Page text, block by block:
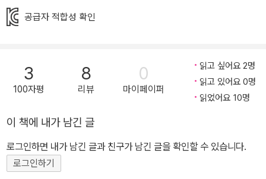
프가 익숙한 동화를 다양한 미술 기법과 장르를 결합한 새로운 디자
라주 기법으로 실제 장갑을 사용하고, 종이를 오려내 작가의 털 스웨
터로 표현한 동물들은 따뜻하고 생동감이 넘친다. 여러 가지 다양한
시도를 볼 수 있는 즐거움을 주는 그림책으로 책 속에 잘라서 사용할
수 있게 대형 장갑 아파트 안내도가 들어 있다. 동물들이 다 들어가도
모양이 변하지 않는 장갑이라고? 할아버지가 숲속에 장갑을 떨어뜨
리고 간다. 그런데 벙어리장갑이 아닌 줄무늬 손가락장갑이다. 장갑
에 동물들이 차례로 들어간다. 처음에는 생쥐가 들어가고, 개구리가
공급자 적합성 확인
3
100자평
8
리뷰
0
마이페이퍼
읽고 싶어요 2명
읽고 있어요 0명
읽었어요 10명
이 책에 내가 남긴 글
로그인하면 내가 남긴 글과 친구가 남긴 글을 확인할 수 있습니다.
로그인하기